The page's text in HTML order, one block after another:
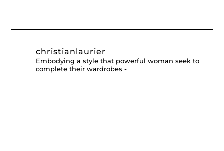
christianlaurier
Embodying a style that powerful woman seek to
complete their wardrobes -